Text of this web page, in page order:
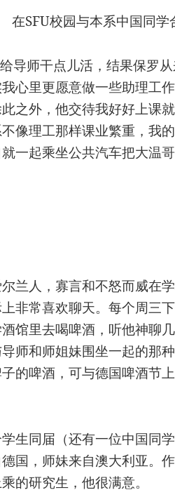
在SFU校园与本系中国同学
导师干点儿活，结果保罗
心里更愿意做一些助理工
之外，他交待我好好上课
像理工那样课业繁重，我
一起乘坐公共汽车把大温
兰人，寡言和不怒而威在
非常喜欢聊天。每个周三
馆里去喝啤酒，听他神聊
师和师姐妹围坐一起的那
的啤酒，可与德国啤酒节
生同届（还有一位中国同
国，师妹来自澳大利亚。
的研究生，他很满意。